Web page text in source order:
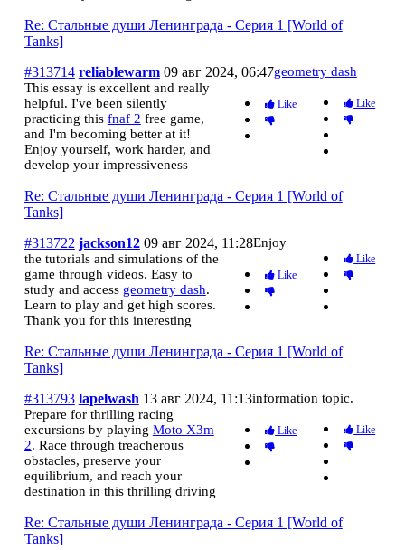
Re: Стальные души Ленинграда - Серия 1 [World of
Tanks]
#313714 reliablewarm 09 авг 2024, 06:47geometry dash
Like
Like
Re: Стальные души Ленинграда - Серия 1 [World of
Tanks]
#313722 jackson12 09 авг 2024, 11:28
This essay is excellent and really
helpful. I've been silently
practicing this fnaf 2 free game,
and I'm becoming better at it!
Enjoy yourself, work harder, and
develop your impressiveness
Like
Like
Re: Стальные души Ленинграда - Серия 1 [World of
Tanks]
#313793 lapelwash 13 авг 2024, 11:13
Enjoy
the tutorials and simulations of the
game through videos. Easy to
study and access geometry dash.
Learn to play and get high scores.
Thank you for this interesting
information topic.
Like
Like
Re: Стальные души Ленинграда - Серия 1 [World of
Tanks]
Prepare for thrilling racing
excursions by playing Moto X3m
2. Race through treacherous
obstacles, preserve your
equilibrium, and reach your
destination in this thrilling driving